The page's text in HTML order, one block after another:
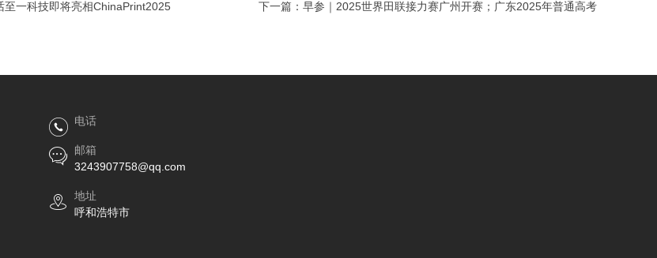
至一科技即将亮相ChinaPrint2025 下一篇： 早参｜2025世界田联接力赛广州开赛；广东2025年普通高考
电话
邮箱
3243907758@qq.com
地址
呼和浩特市